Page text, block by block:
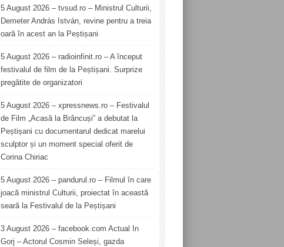
5 August 2026 – tvsud.ro – Ministrul Culturii,
Demeter András István, revine pentru a treia
oară în acest an la Peștișani
5 August 2026 – radioinfinit.ro – A început
festivalul de film de la Peștișani. Surprize
pregătite de organizatori
5 August 2026 – xpressnews.ro – Festivalul
de Film „Acasă la Brâncuși” a debutat la
Peștișani cu documentarul dedicat marelui
sculptor și un moment special oferit de
Corina Chiriac
5 August 2026 – pandurul.ro – Filmul în care
joacă ministrul Culturii, proiectat în această
seară la Festivalul de la Peștișani
3 August 2026 – facebook.com Actual In
Gorj – Actorul Cosmin Seleși, gazda